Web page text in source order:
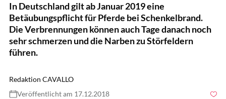
In Deutschland gilt ab Januar 2019 eine
Betäubungspflicht für Pferde bei Schenkelbrand.
Die Verbrennungen können auch Tage danach noch
sehr schmerzen und die Narben zu Störfeldern
führen.
Redaktion CAVALLO
Veröffentlicht am 17.12.2018